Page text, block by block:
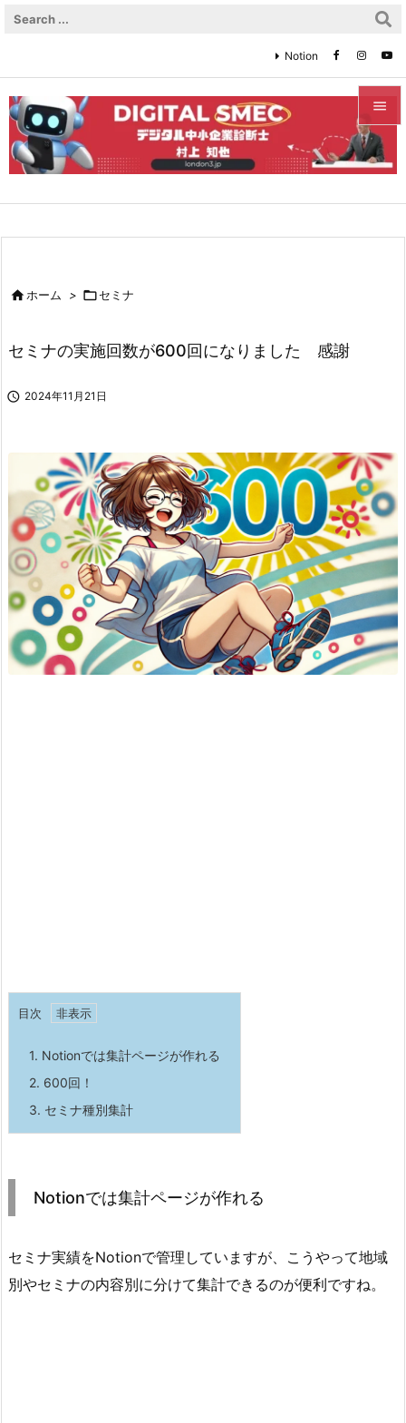


メニュ

Notion
ホーム > セミナ
セミナの実施回数が600回になりました 感謝
 2024年11月21日
目次
1. Notionでは集計ページが作れる
2. 600回！
3. セミナ種別集計
Notionでは集計ページが作れる
セミナ実績をNotionで管理していますが、こうやって地域
別やセミナの内容別に分けて集計できるのが便利ですね。